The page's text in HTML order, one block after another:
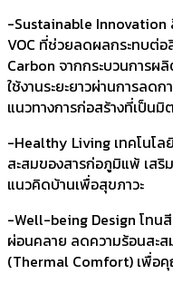
-Sustainable Innovation
VOC ที่ช่วยลดผลกระทบต่
Carbon จากกระบวนการผ
ใช้งานระยะยาวผ่านการลด
แนวทางการก่อสร้างที่เป็น
-Healthy Living เทคโนโล
สะสมของสารก่อภูมิแพ้ เส
แนวคิดบ้านเพื่อสุขภาวะ
-Well-being Design โทน
ผ่อนคลาย ลดความร้อนสะส
(Thermal Comfort) เพื่อ